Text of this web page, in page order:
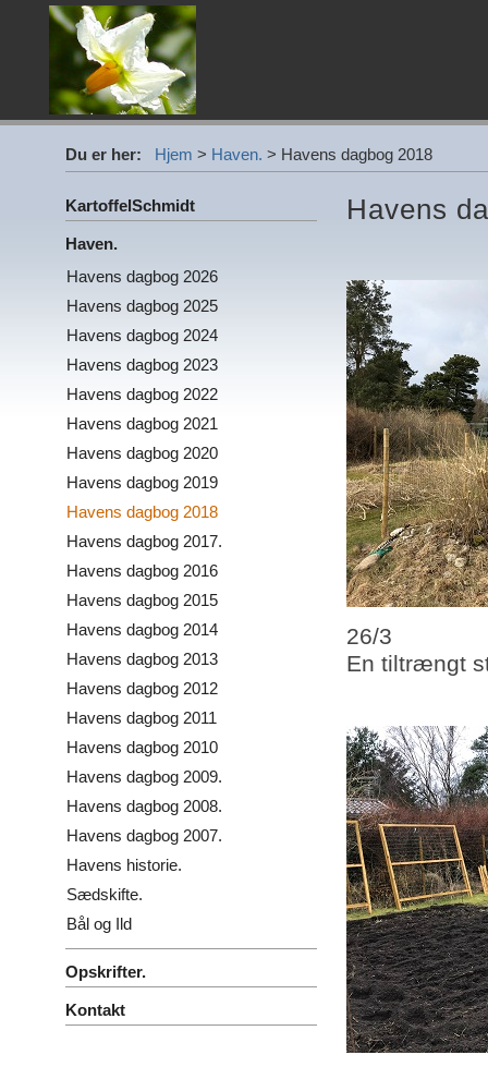
Du er her: Hjem > Haven. > Havens dagbog 2018
KartoffelSchmidt
Haven.
Havens dagbog 2026
Havens dagbog 2025
Havens dagbog 2024
Havens dagbog 2023
Havens dagbog 2022
Havens dagbog 2021
Havens dagbog 2020
Havens dagbog 2019
Havens dagbog 2018
Havens dagbog 2017.
Havens dagbog 2016
Havens dagbog 2015
Havens dagbog 2014
Havens dagbog 2013
Havens dagbog 2012
Havens dagbog 2011
Havens dagbog 2010
Havens dagbog 2009.
Havens dagbog 2008.
Havens dagbog 2007.
Havens historie.
Sædskifte.
Bål og Ild
Opskrifter.
Kontakt
Havens
26/3
En tiltrængt